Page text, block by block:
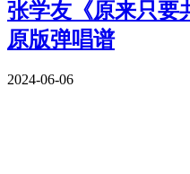
张学友《原来只要
原版弹唱谱
2024-06-06